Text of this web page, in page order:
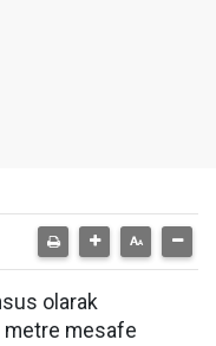
olarak
metre mesafe